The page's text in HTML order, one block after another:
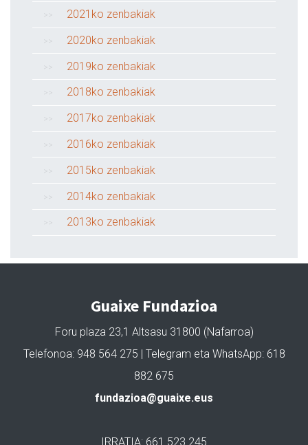
2021ko zenbakiak
2020ko zenbakiak
2019ko zenbakiak
2018ko zenbakiak
2017ko zenbakiak
2016ko zenbakiak
2015ko zenbakiak
2014ko zenbakiak
2013ko zenbakiak
Guaixe Fundazioa
Foru plaza 23,1 Altsasu 31800 (Nafarroa)
Telefonoa: 948 564 275 | Telegram eta WhatsApp: 618
882 675
fundazioa@guaixe.eus
IRRATIA: 661 523 245